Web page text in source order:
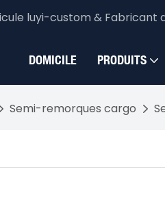
luyi-custom & Fabricant
DOMICILE PRODUITS
Semi-remorques cargo